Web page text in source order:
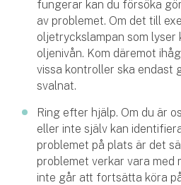
fungerar kan du försöka
av problemet. Om det till
oljetryckslampan som lyser
oljenivån. Kom däremot
vissa kontroller ska endast
svalnat.
Ring efter hjälp. Om du är
eller inte själv kan
problemet på plats är det
problemet verkar vara med
inte går att fortsätta köra